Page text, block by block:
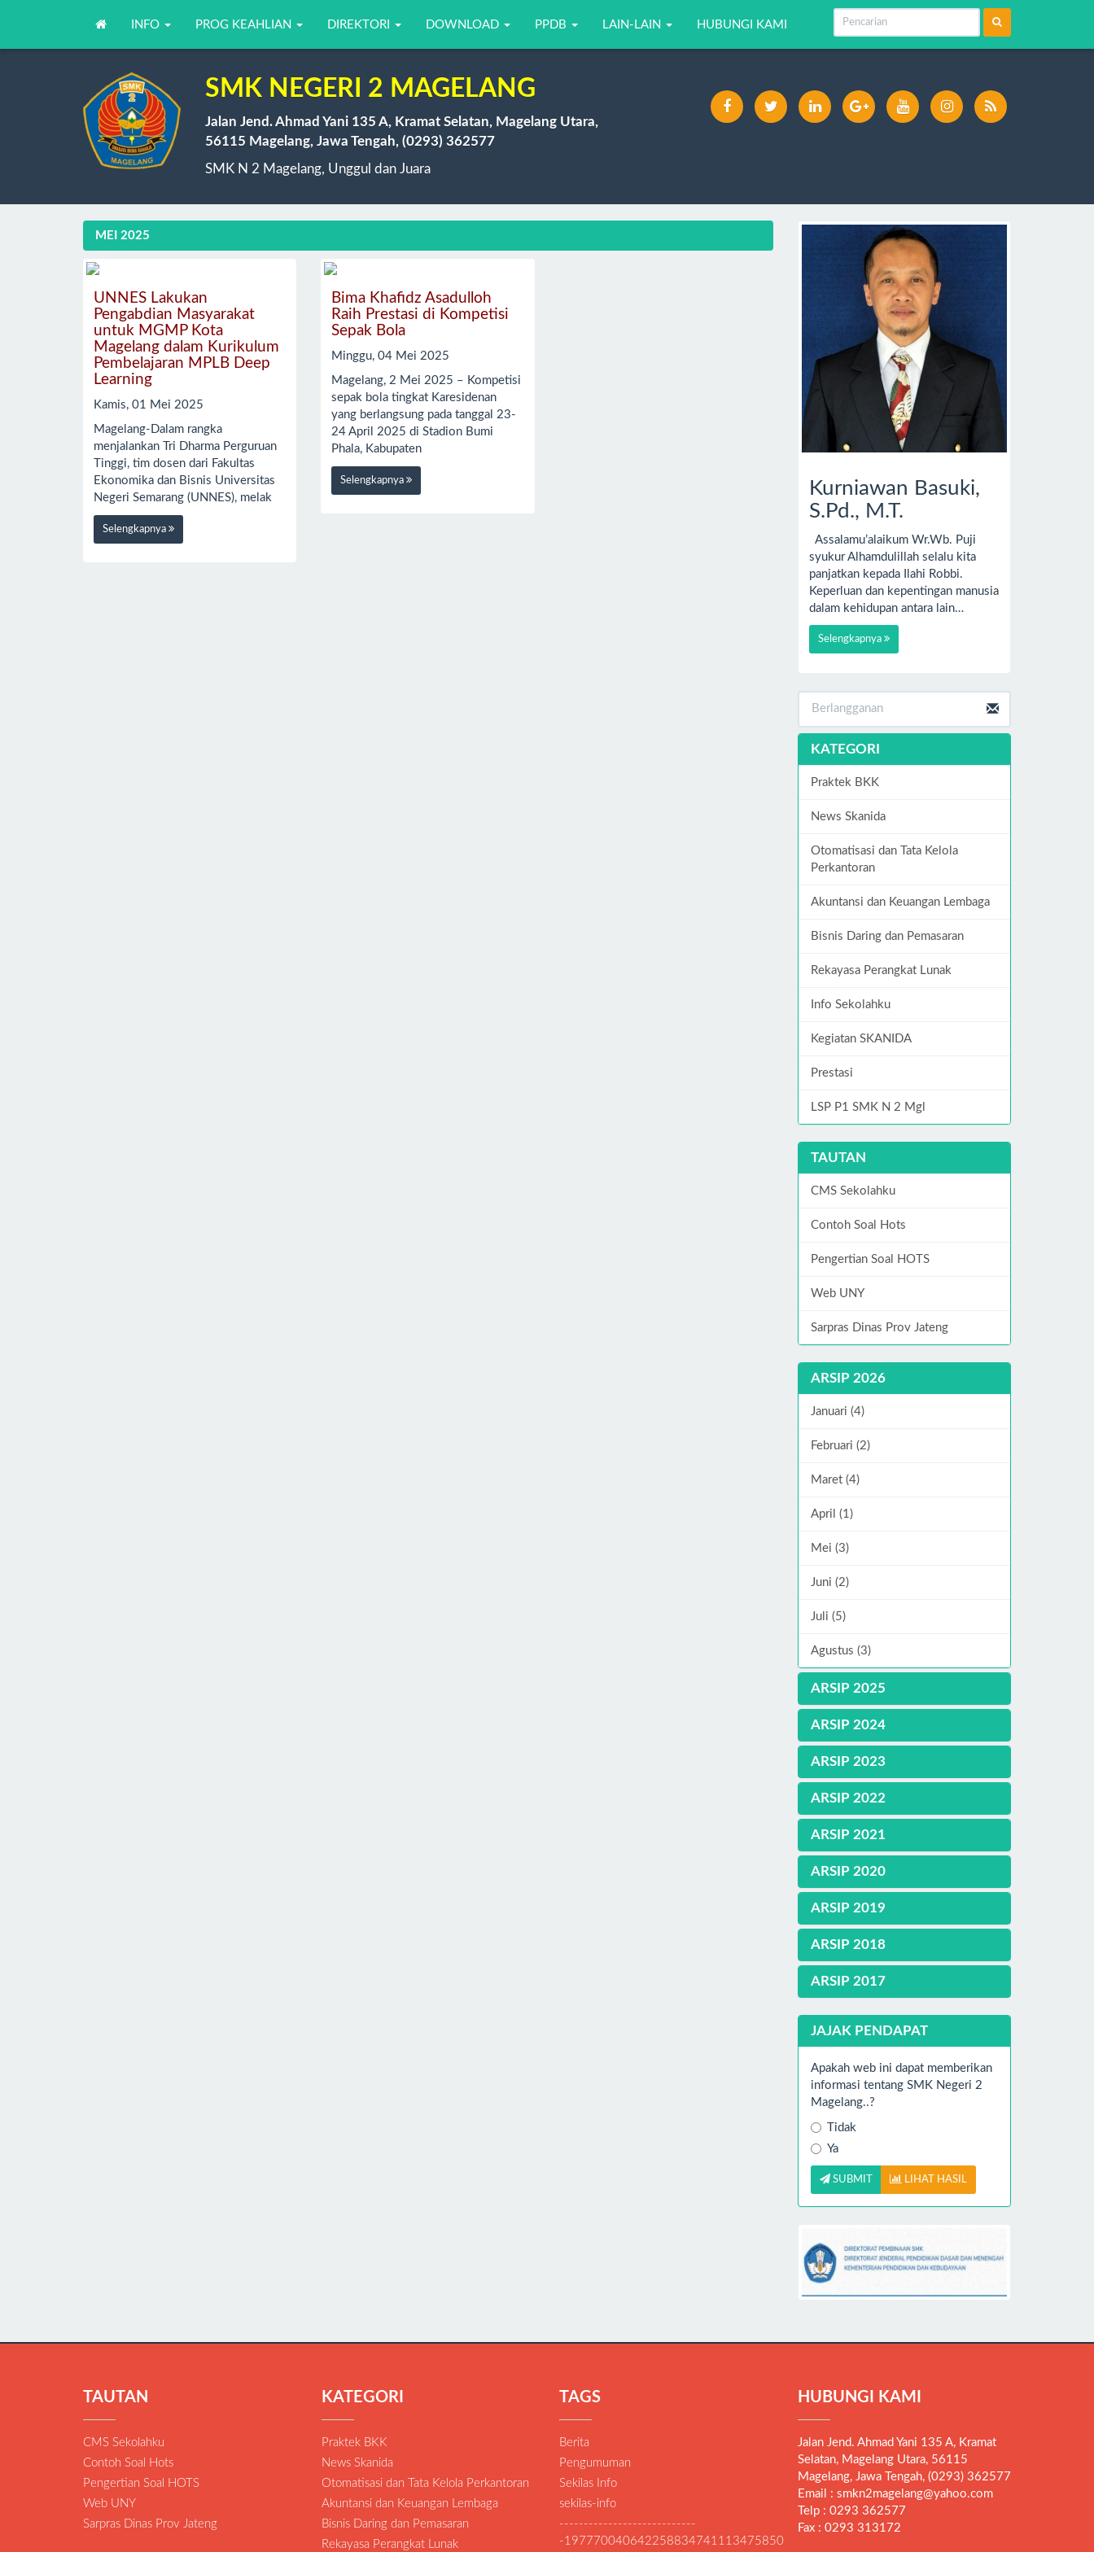
INFO PROG KEAHLIAN DIREKTORI DOWNLOAD PPDB LAIN-LAIN HUBUNGI KAMI
SMK NEGERI 2 MAGELANG
Jalan Jend. Ahmad Yani 135 A, Kramat Selatan, Magelang Utara,
56115 Magelang, Jawa Tengah, (0293) 362577
SMK N 2 Magelang, Unggul dan Juara
MEI 2025
UNNES Lakukan
Pengabdian Masyarakat
untuk MGMP Kota
Magelang dalam Kurikulum
Pembelajaran MPLB Deep
Learning
Kamis, 01 Mei 2025
Magelang-Dalam rangka
menjalankan Tri Dharma Perguruan
Tinggi, tim dosen dari Fakultas
Ekonomika dan Bisnis Universitas
Negeri Semarang (UNNES), melak
Selengkapnya
Bima Khafidz Asadulloh
Raih Prestasi di Kompetisi
Sepak Bola
Minggu, 04 Mei 2025
Magelang, 2 Mei 2025 – Kompetisi
sepak bola tingkat Karesidenan
yang berlangsung pada tanggal 23-
24 April 2025 di Stadion Bumi
Phala, Kabupaten
Selengkapnya
Kurniawan Basuki,
S.Pd., M.T.
Assalamu’alaikum Wr.Wb. Puji
syukur Alhamdulillah selalu kita
panjatkan kepada Ilahi Robbi.
Keperluan dan kepentingan manusia
dalam kehidupan antara lain…
Selengkapnya
KATEGORI
Praktek BKK
News Skanida
Otomatisasi dan Tata Kelola
Perkantoran
Akuntansi dan Keuangan Lembaga
Bisnis Daring dan Pemasaran
Rekayasa Perangkat Lunak
Info Sekolahku
Kegiatan SKANIDA
Prestasi
LSP P1 SMK N 2 Mgl
TAUTAN
CMS Sekolahku
Contoh Soal Hots
Pengertian Soal HOTS
Web UNY
Sarpras Dinas Prov Jateng
ARSIP 2026
Januari (4)
Februari (2)
Maret (4)
April (1)
Mei (3)
Juni (2)
Juli (5)
Agustus (3)
ARSIP 2025
ARSIP 2024
ARSIP 2023
ARSIP 2022
ARSIP 2021
ARSIP 2020
ARSIP 2019
ARSIP 2018
ARSIP 2017
JAJAK PENDAPAT
Apakah web ini dapat memberikan
informasi tentang SMK Negeri 2
Magelang..?
Tidak
Ya
SUBMIT LIHAT HASIL
TAUTAN
CMS Sekolahku
Contoh Soal Hots
Pengertian Soal HOTS
Web UNY
Sarpras Dinas Prov Jateng
KATEGORI
Praktek BKK
News Skanida
Otomatisasi dan Tata Kelola Perkantoran
Akuntansi dan Keuangan Lembaga
Bisnis Daring dan Pemasaran
Rekayasa Perangkat Lunak
TAGS
Berita
Pengumuman
Sekilas Info
sekilas-info
----------------------------
-197770040642258834741113475850
HUBUNGI KAMI
Jalan Jend. Ahmad Yani 135 A, Kramat
Selatan, Magelang Utara, 56115
Magelang, Jawa Tengah, (0293) 362577
Email : smkn2magelang@yahoo.com
Telp : 0293 362577
Fax : 0293 313172